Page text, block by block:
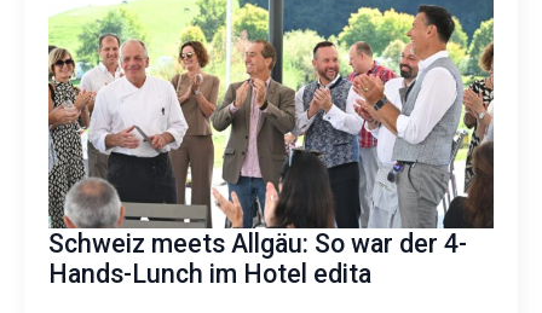
Schweiz meets Allgäu: So war der 4-
Hands-Lunch im Hotel edita